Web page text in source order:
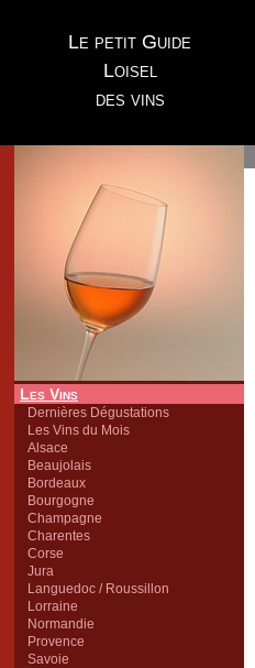
Le petit Guide
Loisel
des vins
Les Vins
Dernières Dégustations
Les Vins du Mois
Alsace
Beaujolais
Bordeaux
Bourgogne
Champagne
Charentes
Corse
Jura
Languedoc / Roussillon
Lorraine
Normandie
Provence
Savoie